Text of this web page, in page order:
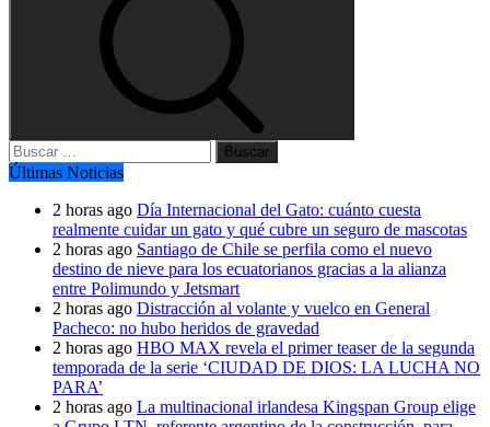
Buscar:
Últimas Noticias
2 horas ago Día Internacional del Gato: cuánto cuesta
realmente cuidar un gato y qué cubre un seguro de mascotas
2 horas ago Santiago de Chile se perfila como el nuevo
destino de nieve para los ecuatorianos gracias a la alianza
entre Polimundo y Jetsmart
2 horas ago Distracción al volante y vuelco en General
Pacheco: no hubo heridos de gravedad
2 horas ago HBO MAX revela el primer teaser de la segunda
temporada de la serie ‘CIUDAD DE DIOS: LA LUCHA NO
PARA’
2 horas ago La multinacional irlandesa Kingspan Group elige